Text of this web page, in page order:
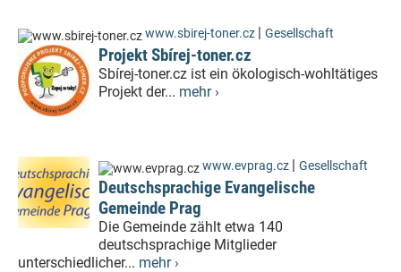
www.sbirej-toner.cz | Gesellschaft
Projekt Sbírej-toner.cz
Sbírej-toner.cz ist ein ökologisch-wohltätiges
Projekt der... mehr ›
www.evprag.cz | Gesellschaft
Deutschsprachige Evangelische
Gemeinde Prag
Die Gemeinde zählt etwa 140
deutschsprachige Mitglieder
unterschiedlicher... mehr ›